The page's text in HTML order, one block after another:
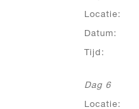
Locatie:
Datum:
Tijd:
Dag 6
Locatie: